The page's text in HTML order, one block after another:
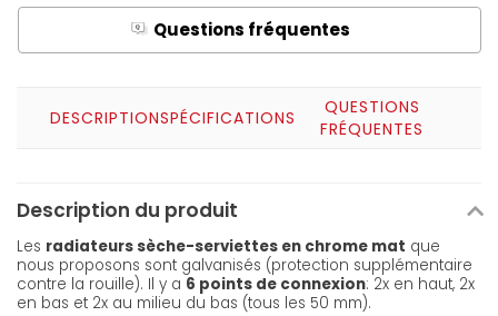
Q Questions fréquentes
DESCRIPTIONSPÉCIFICATIONS
QUESTIONS
FRÉQUENTES
Description du produit
Les radiateurs sèche-serviettes en chrome mat que
nous proposons sont galvanisés (protection supplémentaire
contre la rouille). Il y a 6 points de connexion: 2x en haut, 2x
en bas et 2x au milieu du bas (tous les 50 mm).